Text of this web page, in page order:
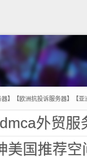
】【欧洲抗投诉服务器】【亚
外贸服
空间主机,防投诉